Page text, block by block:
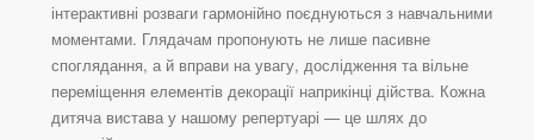
інтерактивні розваги гармонійно поєднуються з навчальними
моментами. Глядачам пропонують не лише пасивне
споглядання, а й вправи на увагу, дослідження та вільне
переміщення елементів декорації наприкінці дійства. Кожна
дитяча вистава у нашому репертуарі — це шлях до